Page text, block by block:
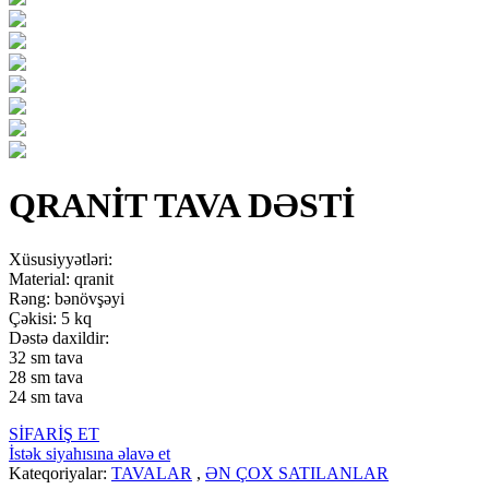
QRANİT TAVA DƏSTİ
Xüsusiyyətləri:
Material: qranit
Rəng: bənövşəyi
Çəkisi: 5 kq
Dəstə daxildir:
32 sm tava
28 sm tava
24 sm tava
SİFARİŞ ET
İstək siyahısına əlavə et
Kateqoriyalar: TAVALAR , ƏN ÇOX SATILANLAR